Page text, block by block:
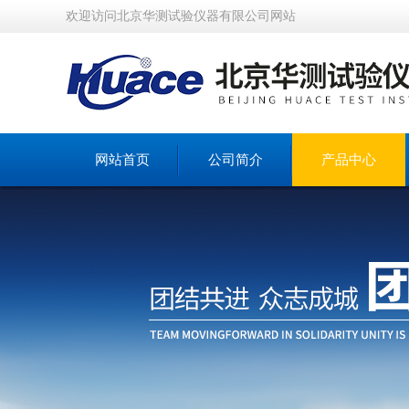
欢迎访问北京华测试验仪器有限公司网站
网站首页 公司简介 产品中心